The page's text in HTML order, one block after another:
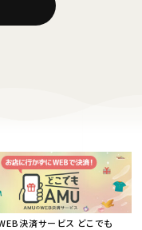
決済サービス どこでも